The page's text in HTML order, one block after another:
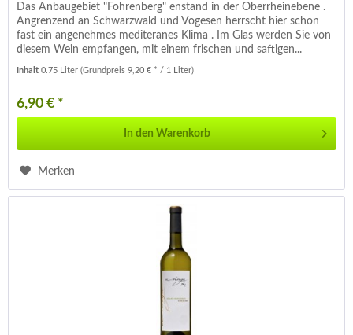
Das Anbaugebiet "Fohrenberg" enstand in der Oberrheinebene .
Angrenzend an Schwarzwald und Vogesen herrscht hier schon
fast ein angenehmes mediteranes Klima . Im Glas werden Sie von
diesem Wein empfangen, mit einem frischen und saftigen...
Inhalt0.75 Liter(Grundpreis 9,20 € * / 1 Liter)
6,90 € *
In den Warenkorb
Merken